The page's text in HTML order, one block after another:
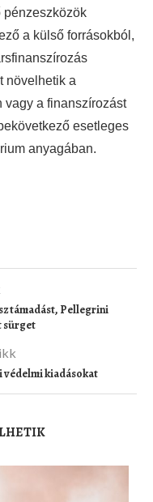
pénzeszközök
a külső forrásokból,
növelhetik a
vagy a finanszírozást
esetleges
anyagában.
támadást, Pellegrini
sürget
védelmi kiadásokat